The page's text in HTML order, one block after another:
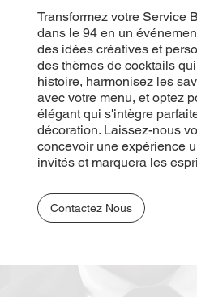
Transformez votre Service
dans le 94 en un
des idées créatives et
des thèmes de cocktails
histoire, harmonisez les
avec votre menu, et optez
élégant qui s'intègre
décoration. Laissez-nous
concevoir une expérience
invités et marquera les
Contactez Nous